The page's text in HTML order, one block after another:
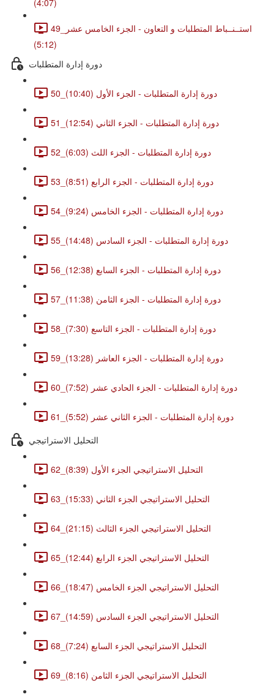
(4:07)
49_استــنــباط المتطلبات و التعاون - الجزء الخامس عشر
(5:12)
دورة إدارة المتطلبات
50_دورة إدارة المتطلبات - الجزء الأول (10:40)
51_دورة إدارة المتطلبات - الجزء الثاني (12:54)
52_دورة إدارة المتطلبات - الجزء اللث (6:03)
53_دورة إدارة المتطلبات - الجزء الرابع (8:51)
54_دورة إدارة المتطلبات - الجزء الخامس (9:24)
55_دورة إدارة المتطلبات - الجزء السادس (14:48)
56_دورة إدارة المتطلبات - الجزء السابع (12:38)
57_دورة إدارة المتطلبات - الجزء الثامن (11:38)
58_دورة إدارة المتطلبات - الجزء التاسع (7:30)
59_دورة إدارة المتطلبات - الجزء العاشر (13:28)
60_دورة إدارة المتطلبات - الجزء الحادي عشر (7:52)
61_دورة إدارة المتطلبات - الجزء الثاني عشر (5:52)
التحليل الاستراتيجي
62_التحليل الاستراتيجي الجزء الأول (8:39)
63_التحليل الاستراتيجي الجزء الثاني (15:33)
64_التحليل الاستراتيجي الجزء الثالث (21:15)
65_التحليل الاستراتيجي الجزء الرابع (12:44)
66_التحليل الاستراتيجي الجزء الخامس (18:47)
67_التحليل الاستراتيجي الجزء السادس (14:59)
68_التحليل الاستراتيجي الجزء السابع (7:24)
69_التحليل الاستراتيجي الجزء الثامن (8:16)